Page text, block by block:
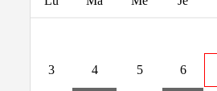
3 4 5 6